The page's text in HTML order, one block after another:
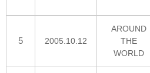
5 2005.10.12
AROUND
THE
WORLD